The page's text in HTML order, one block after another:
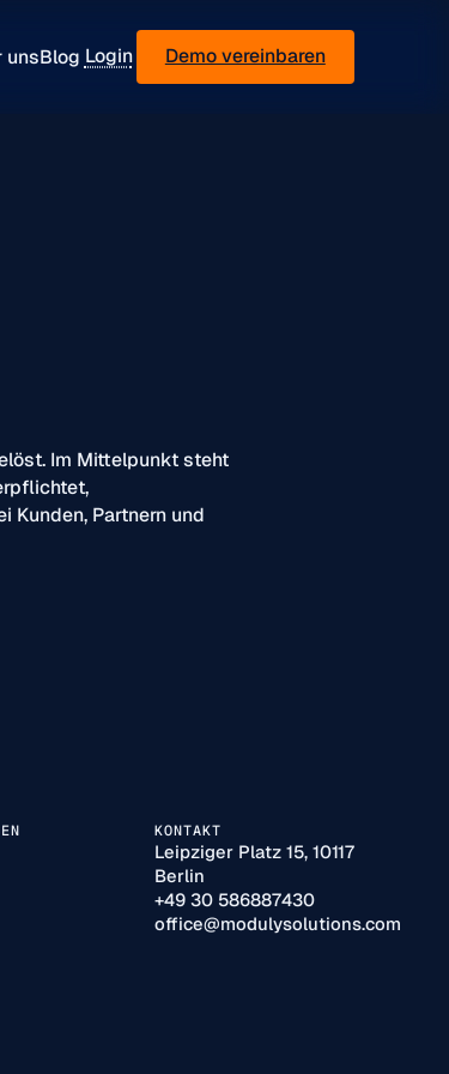
unsBlog Login Demo vereinbaren
Im Mittelpunkt steht
Kunden, Partnern und
KONTAKT
Leipziger Platz 15, 10117
Berlin
+49 30 586887430
office@modulysolutions.com